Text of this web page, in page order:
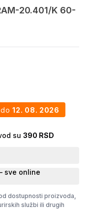
20.401/K 60-
do 12. 08. 2026
su 390 RSD
sve online
dostupnosti proizvoda,
službi ili drugih